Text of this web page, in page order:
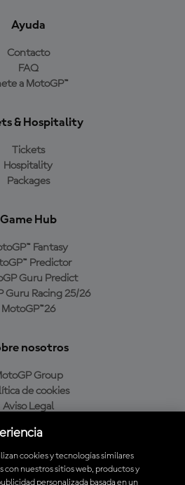
Ayuda
Contacto
FAQ
a MotoGP™
& Hospitality
Tickets
Hospitality
Packages
Game Hub
Fantasy
Predictor
Guru Predict
Guru Racing 25/26
MotoGP™26
nosotros
Group
de cookies
Aviso Legal
de compra
cookies y tecnologías similares
con nuestros sitios web, productos y
personalizada basada en un